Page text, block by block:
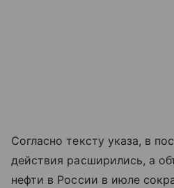
Согласно тексту указа, в
действия расширились, а
нефти в России в июле